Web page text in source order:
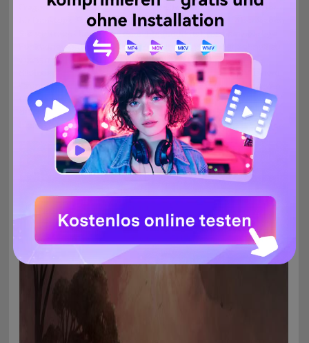
Fragment ist ein ausgezeichneter alternativer Bildbetrachter
für Desktops. Er ist leicht und einfach zu bedienen. Aber lassen
Sie sich nicht täuschen, denn Fragment hat viele einzigartige
Funktionen unter der Haube. Zunächst einmal ist er schnell zu
starten und bietet einen schnellen und flüssigen
Bildladeprozess. Zweitens ermöglicht er Ihnen, Bilder in einem
Gruppen-in-Gruppen-Modus zu sortieren und zu gruppieren,
um in Zukunft schneller auf Fotos zugreifen zu können. Und
drittens können Anwender über 55 Übergangseffekte
hinzufügen, zuschneiden, drehen und animierte GIFs anzeigen.